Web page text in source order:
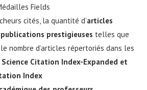
Fields
cités, la quantité d’articles
prestigieuses telles que
nombre d’articles répertoriés dans les
Science Citation Index-Expanded et
Index